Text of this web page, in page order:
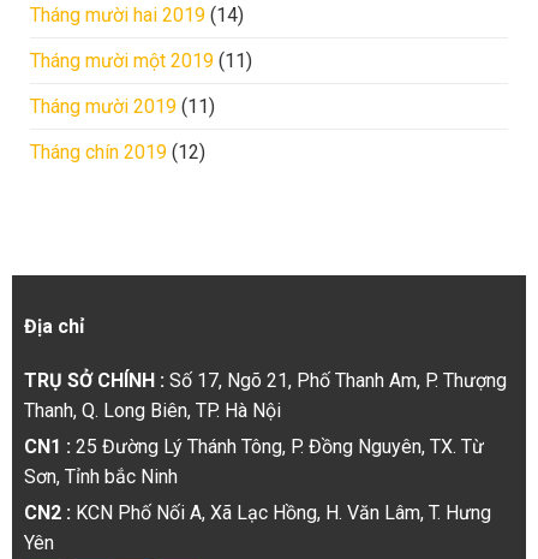
Tháng mười hai 2019 (14)
Tháng mười một 2019 (11)
Tháng mười 2019 (11)
Tháng chín 2019 (12)
Địa chỉ
TRỤ SỞ CHÍNH : Số 17, Ngõ 21, Phố Thanh Am, P. Thượng
Thanh, Q. Long Biên, TP. Hà Nội
CN1 : 25 Đường Lý Thánh Tông, P. Đồng Nguyên, TX. Từ
Sơn, Tỉnh bắc Ninh
CN2 : KCN Phố Nối A, Xã Lạc Hồng, H. Văn Lâm, T. Hưng
Yên